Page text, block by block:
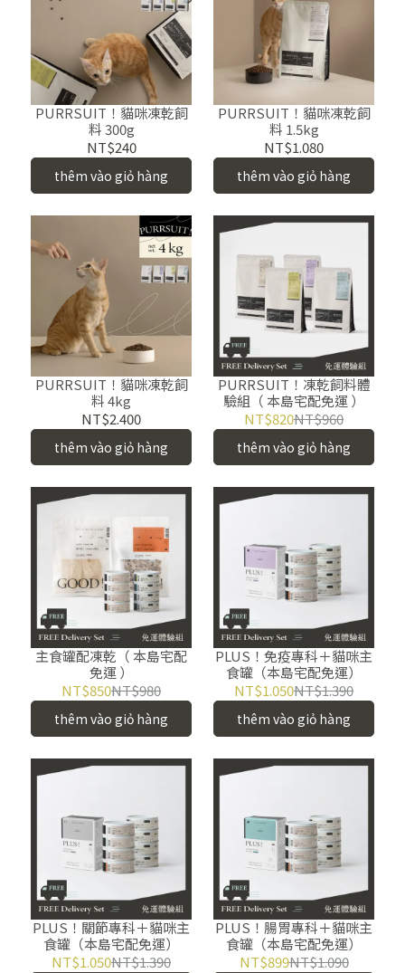
PURRSUIT！貓咪凍乾飼
料 300g
NT$240
thêm vào giỏ hàng
PURRSUIT！貓咪凍乾飼
料 1.5kg
NT$1.080
thêm vào giỏ hàng
PURRSUIT！貓咪凍乾飼
料 4kg
NT$2.400
thêm vào giỏ hàng
PURRSUIT！凍乾飼料體
驗組（ 本島宅配免運 ）
NT$820NT$960
thêm vào giỏ hàng
主食罐配凍乾（ 本島宅配
免運 ）
NT$850NT$980
thêm vào giỏ hàng
PLUS！免疫專科＋貓咪主
食罐（本島宅配免運）
NT$1.050NT$1.390
thêm vào giỏ hàng
PLUS！關節專科＋貓咪主
食罐（本島宅配免運）
NT$1.050NT$1.390
PLUS！腸胃專科＋貓咪主
食罐（本島宅配免運）
NT$899NT$1.090